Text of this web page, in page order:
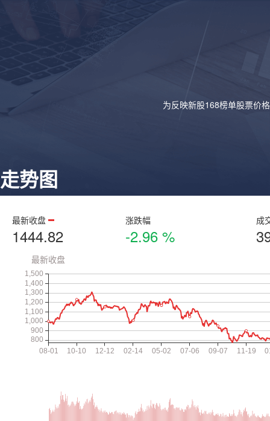
为反映新股168榜单股票价
走势图
最新收盘
1444.82
涨跌幅
-2.96 %
成